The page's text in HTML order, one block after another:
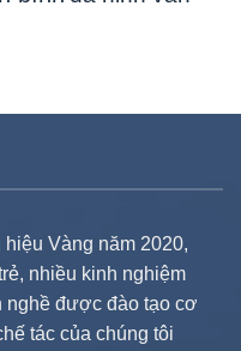
Vàng năm 2020,
nhiều kinh nghiệm
nghề được đào tạo cơ
tác của chúng tôi